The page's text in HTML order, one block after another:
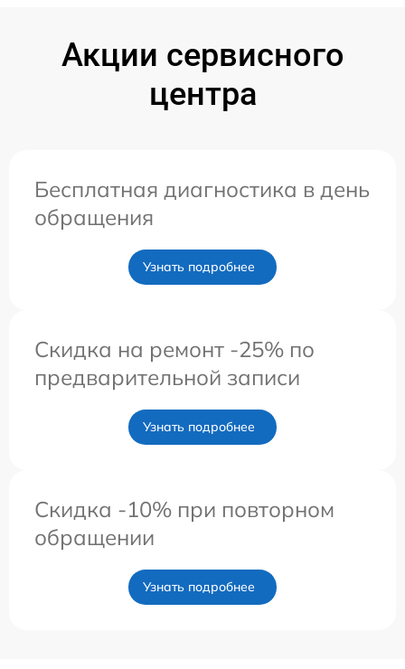
Акции сервисного
центра
Бесплатная диагностика в день
обращения
Узнать подробнее
Скидка на ремонт -25% по
предварительной записи
Узнать подробнее
Скидка -10% при повторном
обращении
Узнать подробнее